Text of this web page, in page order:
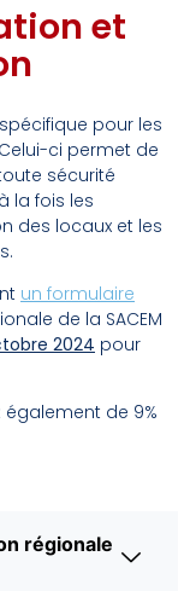
et
pour les
ci permet de
sécurité
la fois les
des locaux et les
un formulaire
de la SACEM
2024 pour
également de 9%
régionale